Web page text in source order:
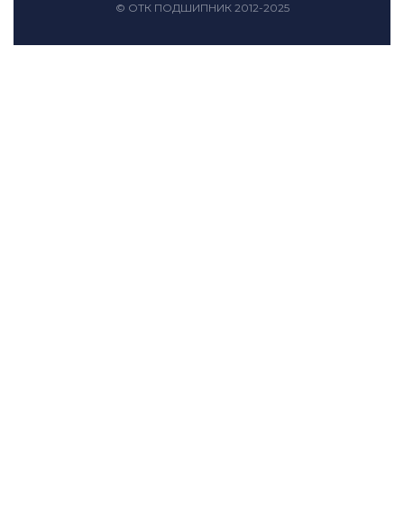
© ОТК ПОДШИПНИК 2012-2025